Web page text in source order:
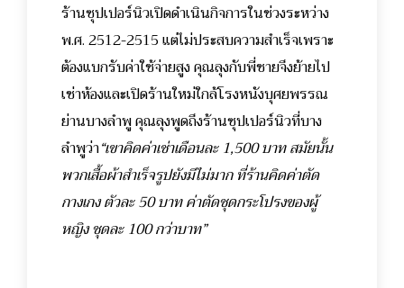
ร้านซุปเปอร์นิวเปิดดำเนินกิจการในช่วงระหว่าง
พ.ศ. 2512-2515 แต่ไม่ประสบความสำเร็จเพราะ
ต้องแบกรับค่าใช้จ่ายสูง คุณลุงกับพี่ชายจึงย้ายไป
เช่าห้องและเปิดร้านใหม่ใกล้โรงหนังบุศยพรรณ
ย่านบางลำพู คุณลุงพูดถึงร้านซุปเปอร์นิวที่บาง
ลำพูว่า“เขาคิดค่าเช่าเดือนละ 1,500 บาท สมัยนั้น
พวกเสื้อผ้าสำเร็จรูปยังมีไม่มาก ที่ร้านคิดค่าตัด
กางเกง ตัวละ 50 บาท ค่าตัดชุดกระโปรงของผู้
หญิง ชุดละ 100 กว่าบาท”